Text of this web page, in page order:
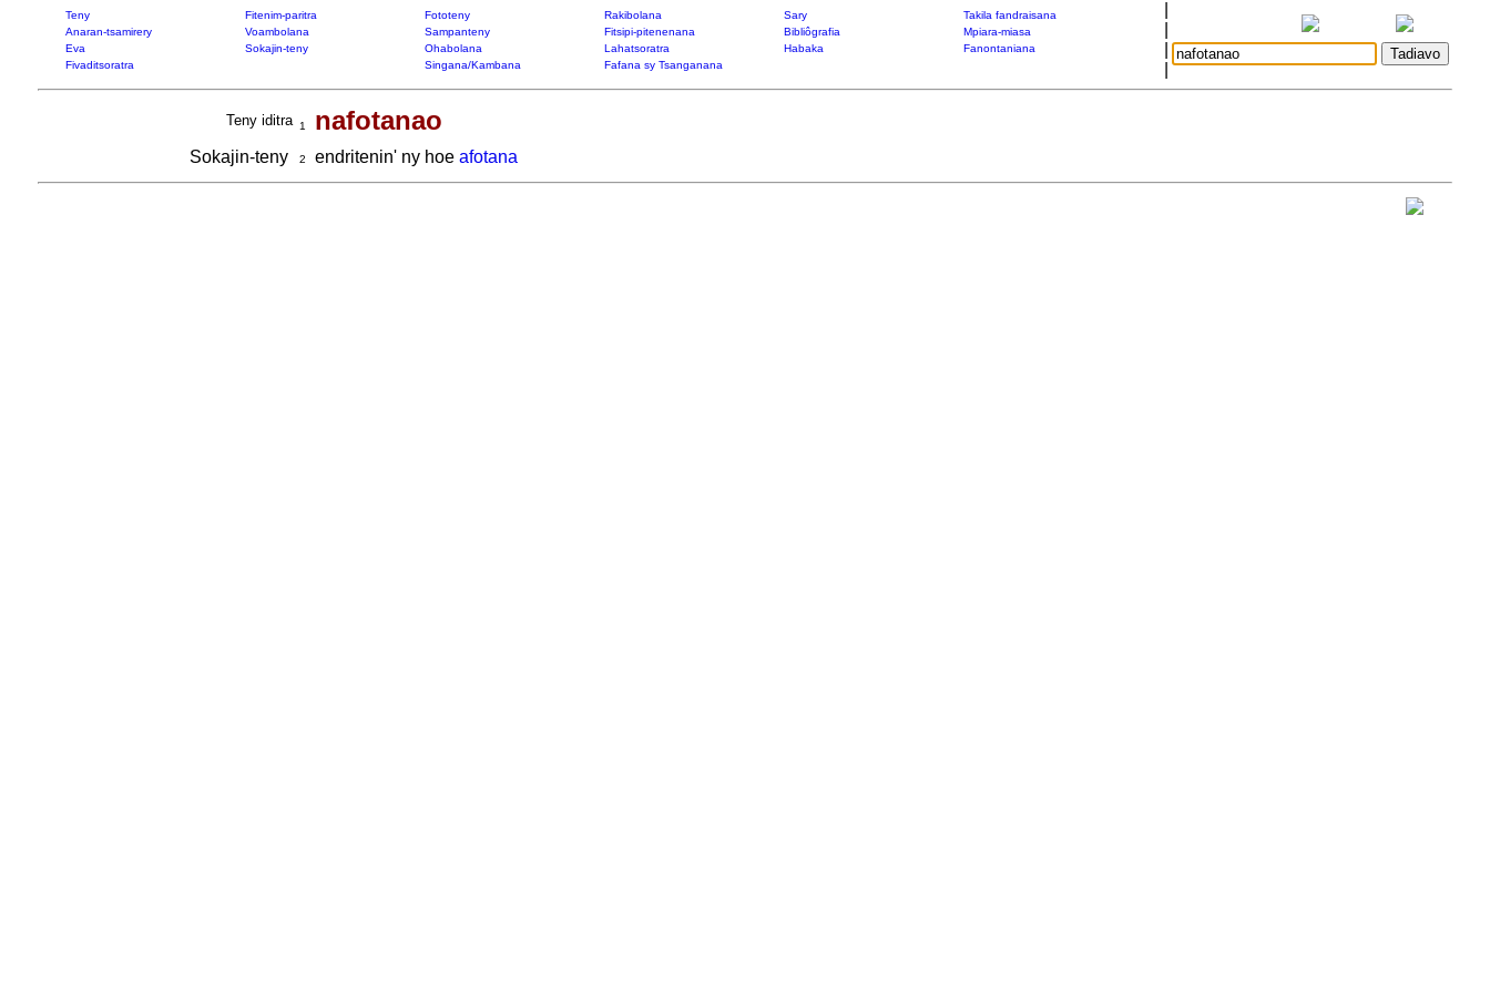
Teny Fitenim-paritra Fototeny Rakibolana Sary
Takila fandraisana
Anaran-tsamirery
Voambolana Sampanteny Fitsipi-pitenenana Bibliôgrafia
Mpiara-miasa
Eva
Sokajin-teny Ohabolana Lahatsoratra Habaka
Fanontaniana
Fivaditsoratra
Singana/Kambana Fafana sy Tsanganana
Teny iditra 1 nafotanao
Sokajin-teny 2 endritenin' ny hoe afotana